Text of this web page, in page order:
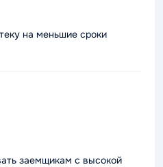
на меньшие сроки
заемщикам с высокой